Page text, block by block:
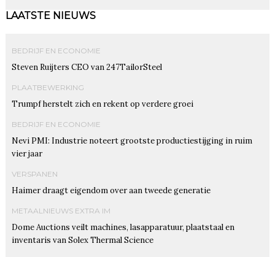
LAATSTE NIEUWS
BEDRIJF EN ECONOMIE
Steven Ruijters CEO van 247TailorSteel
PLAATBEWERKING
Trumpf herstelt zich en rekent op verdere groei
BEDRIJF EN ECONOMIE
Nevi PMI: Industrie noteert grootste productiestijging in ruim
vier jaar
VERSPANEN
Haimer draagt eigendom over aan tweede generatie
METAALNIEUWS EXTRA IM
Dome Auctions veilt machines, lasapparatuur, plaatstaal en
inventaris van Solex Thermal Science